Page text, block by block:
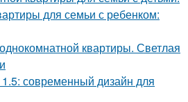
для семьи с ребенком:
квартиры. Светлая
1.5: современный дизайн для